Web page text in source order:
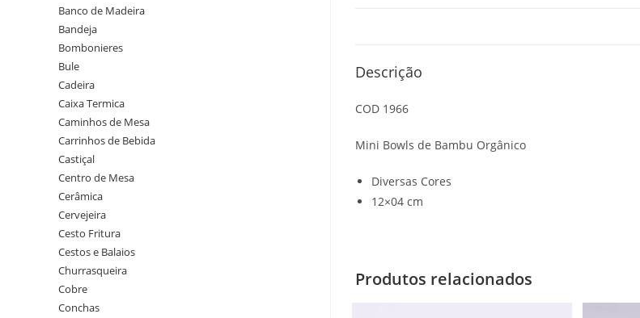
Descrição
COD 1966
Mini Bowls de Bambu Orgânico
Diversas Cores
12×04 cm
Produtos relacionados
Banco de Madeira
Bandeja
Bombonieres
Bule
Cadeira
Caixa Termica
Caminhos de Mesa
Carrinhos de Bebida
Castiçal
Centro de Mesa
Cerâmica
Cervejeira
Cesto Fritura
Cestos e Balaios
Churrasqueira
Cobre
Conchas